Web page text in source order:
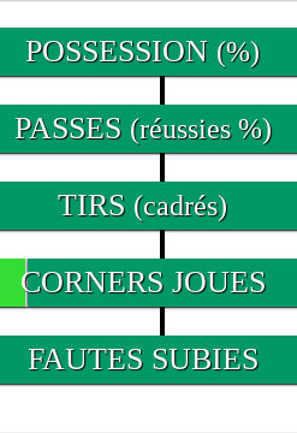
POSSESSION (%)
PASSES (réussies %)
TIRS (cadrés)
CORNERS JOUES
FAUTES SUBIES